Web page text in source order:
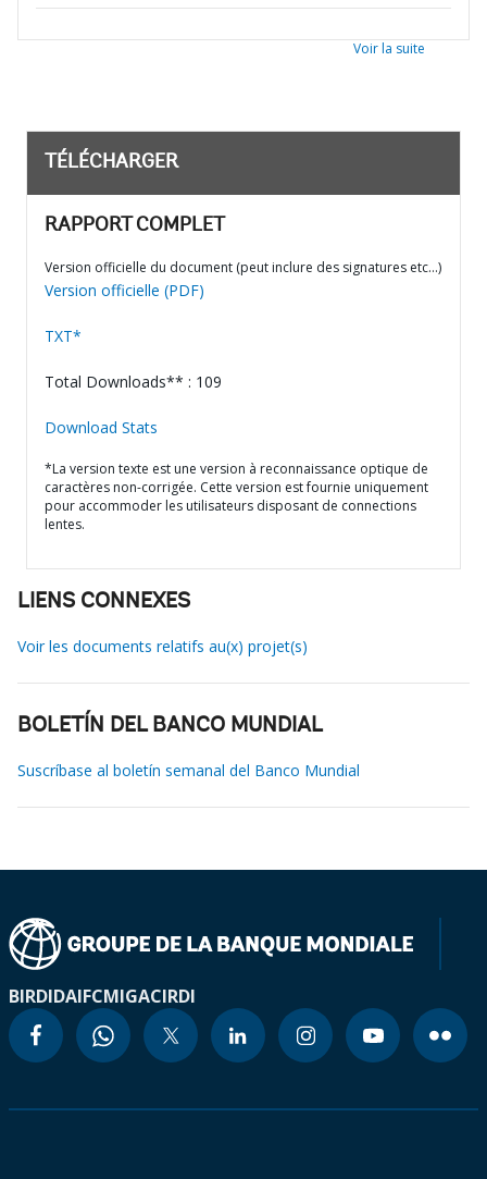
Voir la suite
TÉLÉCHARGER
RAPPORT COMPLET
Version officielle du document (peut inclure des signatures etc…)
Version officielle (PDF)
TXT*
Total Downloads** : 109
Download Stats
*La version texte est une version à reconnaissance optique de
caractères non-corrigée. Cette version est fournie uniquement
pour accommoder les utilisateurs disposant de connections
lentes.
LIENS CONNEXES
Voir les documents relatifs au(x) projet(s)
BOLETÍN DEL BANCO MUNDIAL
Suscríbase al boletín semanal del Banco Mundial
BIRDIDAIFCMIGACIRDI